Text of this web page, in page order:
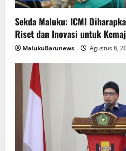
Sekda Maluku: ICMI
Riset dan Inovasi untuk
MalukuBarunews Agustus 8,